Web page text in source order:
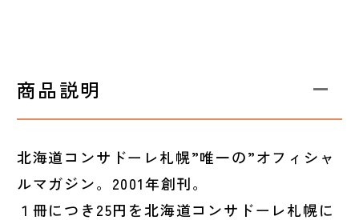
商品説明
北海道コンサドーレ札幌”唯一の”オフィシャ
ルマガジン。2001年創刊。
１冊につき25円を北海道コンサドーレ札幌に